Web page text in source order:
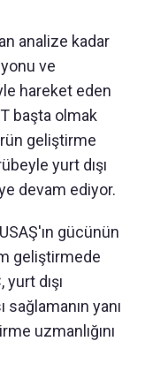
analize kadar
ve
hareket eden
başta olmak
geliştirme
yurt dışı
devam ediyor.
gücünün
geliştirmede
dışı
yanı
uzmanlığını